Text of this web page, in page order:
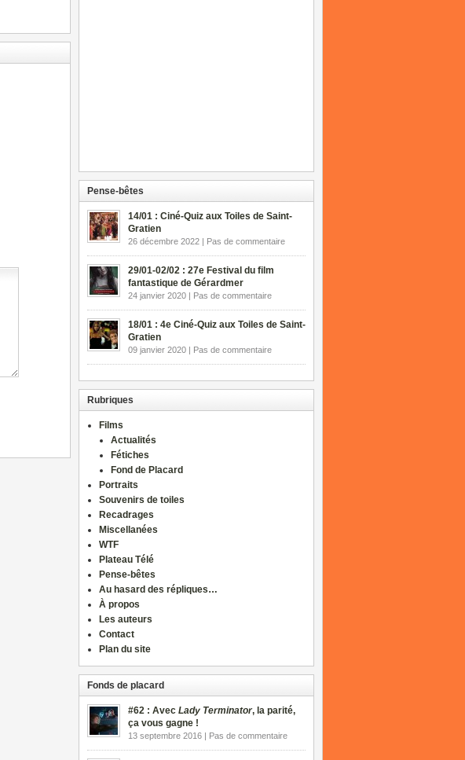
Pense-bêtes
14/01 : Ciné-Quiz aux Toiles de Saint-
Gratien
26 décembre 2022 | Pas de commentaire
29/01-02/02 : 27e Festival du film
fantastique de Gérardmer
24 janvier 2020 | Pas de commentaire
18/01 : 4e Ciné-Quiz aux Toiles de Saint-
Gratien
09 janvier 2020 | Pas de commentaire
Rubriques
Films
Actualités
Fétiches
Fond de Placard
Portraits
Souvenirs de toiles
Recadrages
Miscellanées
WTF
Plateau Télé
Pense-bêtes
Au hasard des répliques…
À propos
Les auteurs
Contact
Plan du site
Fonds de placard
#62 : Avec Lady Terminator, la parité,
ça vous gagne !
13 septembre 2016 | Pas de commentaire